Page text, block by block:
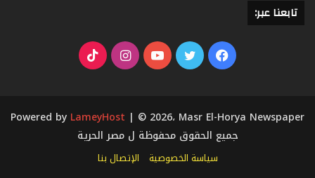
تابعنا عبر:
فيسبوكتويتر يوتيوبانستقرام‫TikTok
Powered by LameyHost | © 2026، Masr El-Horya Newspaper
جميع الحقوق محفوظة ل مصر الحرية
سياسة الخصوصية الإتصال بنا